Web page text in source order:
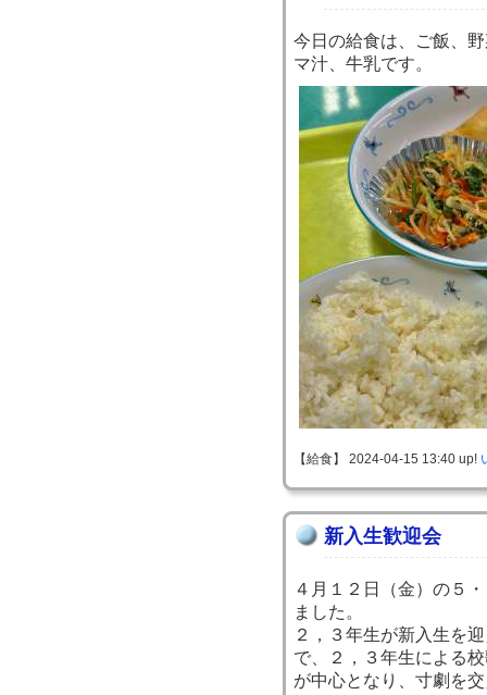
今日の給食は、ご飯、
マ汁、牛乳です。
【給食】 2024-04-15 13:40 up!
新入生歓迎会
４月１２日（金）の５
ました。
２，３年生が新入生を
で、２，３年生による
が中心となり、寸劇を